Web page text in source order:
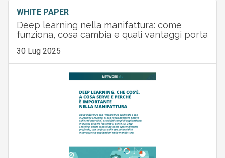
WHITE PAPER
Deep learning nella manifattura: come
funziona, cosa cambia e quali vantaggi porta
30 Lug 2025